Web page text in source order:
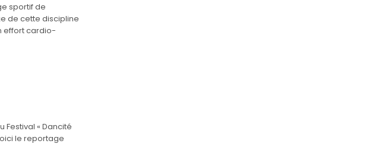
sportif de
de cette discipline
effort cardio-
« Dancité
le reportage